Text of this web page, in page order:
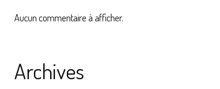
Aucun commentaire à afficher.
Archives